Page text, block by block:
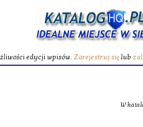
edycji wpisów. Zarejestruj się lub
W katalogu|W zasobach}
szklane,